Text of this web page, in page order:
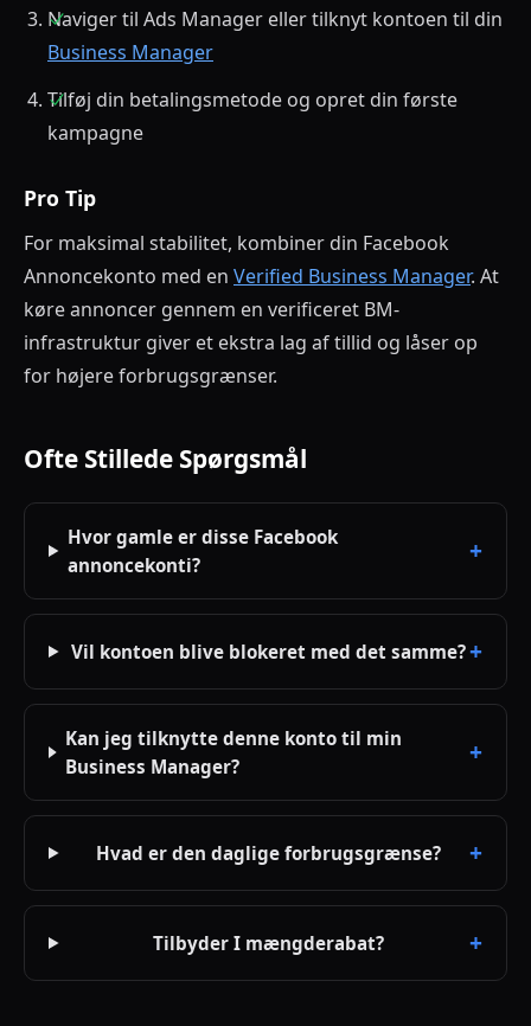
Naviger til Ads Manager eller tilknyt kontoen til din
Business Manager
Tilføj din betalingsmetode og opret din første
kampagne
Pro Tip
For maksimal stabilitet, kombiner din Facebook
Annoncekonto med en Verified Business Manager. At
køre annoncer gennem en verificeret BM-
infrastruktur giver et ekstra lag af tillid og låser op
for højere forbrugsgrænser.
Ofte Stillede Spørgsmål
Hvor gamle er disse Facebook
annoncekonti?
Vil kontoen blive blokeret med det samme?
Kan jeg tilknytte denne konto til min
Business Manager?
Hvad er den daglige forbrugsgrænse?
Tilbyder I mængderabat?